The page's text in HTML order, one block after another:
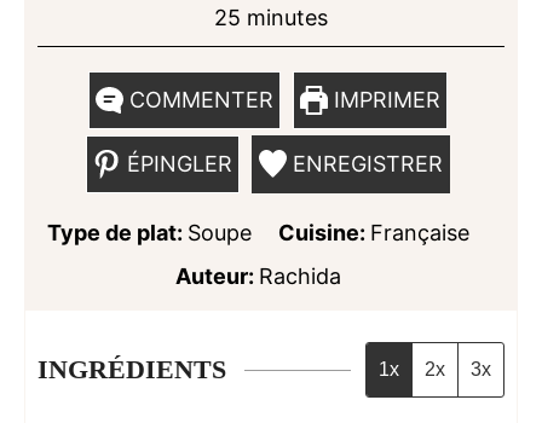
25 minutes
minutes
COMMENTER IMPRIMER
ÉPINGLER ENREGISTRER
Type de plat: Soupe Cuisine: Française
Auteur: Rachida
INGRÉDIENTS 1x 2x 3x